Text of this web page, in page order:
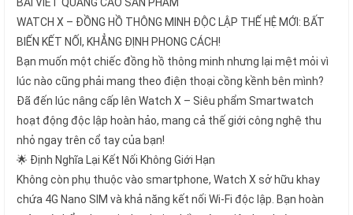
WATCH X – ĐỒNG HỒ THÔNG MINH ĐỘC LẬP THẾ HỆ MỚI: BẤT
BIẾN KẾT NỐI, KHẲNG ĐỊNH PHONG CÁCH!
Bạn muốn một chiếc đồng hồ thông minh nhưng lại mệt mỏi vì
lúc nào cũng phải mang theo điện thoại cồng kềnh bên mình?
Đã đến lúc nâng cấp lên Watch X – Siêu phẩm Smartwatch
hoạt động độc lập hoàn hảo, mang cả thế giới công nghệ thu
nhỏ ngay trên cổ tay của bạn!
🌟 Định Nghĩa Lại Kết Nối Không Giới Hạn
Không còn phụ thuộc vào smartphone, Watch X sở hữu khay
chứa 4G Nano SIM và khả năng kết nối Wi-Fi độc lập. Bạn hoàn